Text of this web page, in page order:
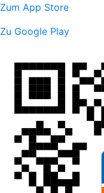
Zum App Store
Zu Google Play